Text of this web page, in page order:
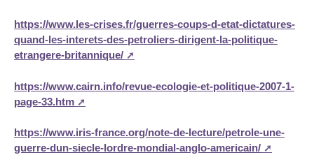
https://www.les-crises.fr/guerres-coups-d-etat-dictatures-
quand-les-interets-des-petroliers-dirigent-la-politique-
etrangere-britannique/
https://www.cairn.info/revue-ecologie-et-politique-2007-1-
page-33.htm
https://www.iris-france.org/note-de-lecture/petrole-une-
guerre-dun-siecle-lordre-mondial-anglo-americain/